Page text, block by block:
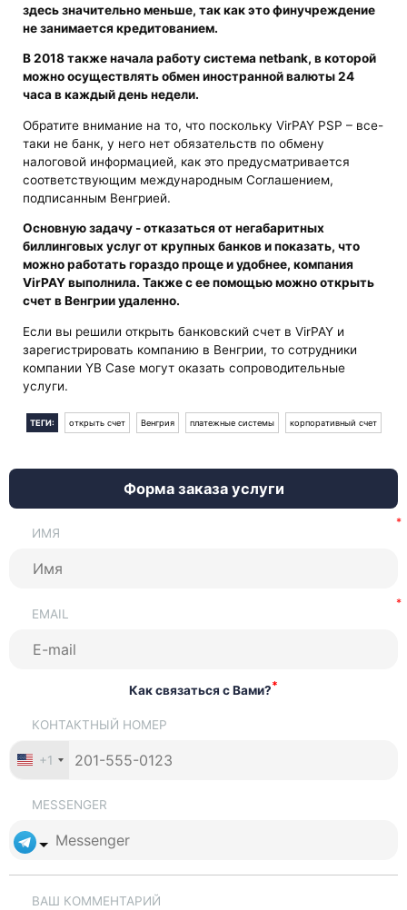
здесь значительно меньше, так как это финучреждение
не занимается кредитованием.
В 2018 также начала работу система netbank, в которой
можно осуществлять обмен иностранной валюты 24
часа в каждый день недели.
Обратите внимание на то, что поскольку VirPAY PSP – все-
таки не банк, у него нет обязательств по обмену
налоговой информацией, как это предусматривается
соответствующим международным Соглашением,
подписанным Венгрией.
Основную задачу - отказаться от негабаритных
биллинговых услуг от крупных банков и показать, что
можно работать гораздо проще и удобнее, компания
VirPAY выполнила. Также с ее помощью можно открыть
счет в Венгрии удаленно.
Если вы решили открыть банковский счет в VirPAY и
зарегистрировать компанию в Венгрии, то сотрудники
компании YB Case могут оказать сопроводительные
услуги.
ТЕГИ: открыть счет Венгрия платежные системы корпоративный счет
Форма заказа услуги
ИМЯ
EMAIL
Как связаться с Вами?*
КОНТАКТНЫЙ НОМЕР
+1
MESSENGER
ВАШ КОММЕНТАРИЙ